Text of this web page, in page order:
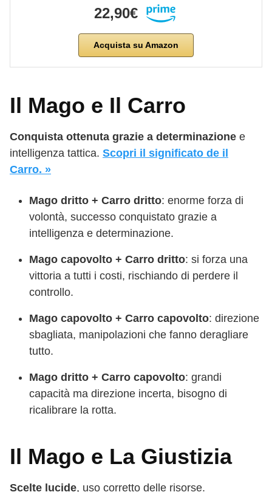
22,90€
Acquista su Amazon
Il Mago e Il Carro
Conquista ottenuta grazie a determinazione e
intelligenza tattica. Scopri il significato de il
Carro. »
Mago dritto + Carro dritto: enorme forza di
volontà, successo conquistato grazie a
intelligenza e determinazione.
Mago capovolto + Carro dritto: si forza una
vittoria a tutti i costi, rischiando di perdere il
controllo.
Mago capovolto + Carro capovolto: direzione
sbagliata, manipolazioni che fanno deragliare
tutto.
Mago dritto + Carro capovolto: grandi
capacità ma direzione incerta, bisogno di
ricalibrare la rotta.
Il Mago e La Giustizia
Scelte lucide, uso corretto delle risorse.